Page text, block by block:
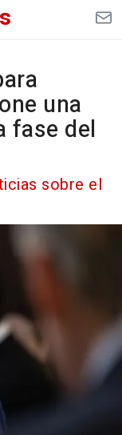
una
fase del
sobre el